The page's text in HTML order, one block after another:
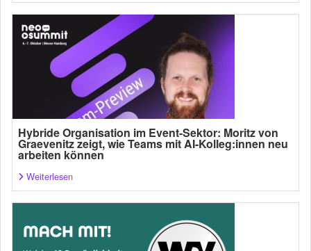
Hybride Organisation im Event-Sektor: Moritz von
Graevenitz zeigt, wie Teams mit AI-Kolleg:innen neu
arbeiten können
Weiterlesen